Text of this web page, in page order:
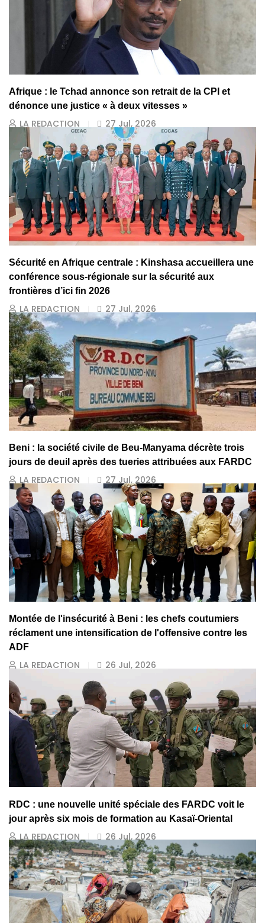
Afrique : le Tchad annonce son retrait de la CPI et
dénonce une justice « à deux vitesses »
LA REDACTION 27 Jul, 2026
Sécurité en Afrique centrale : Kinshasa accueillera une
conférence sous-régionale sur la sécurité aux
frontières d’ici fin 2026
LA REDACTION 27 Jul, 2026
Beni : la société civile de Beu-Manyama décrète trois
jours de deuil après des tueries attribuées aux FARDC
LA REDACTION 27 Jul, 2026
Montée de l'insécurité à Beni : les chefs coutumiers
réclament une intensification de l'offensive contre les
ADF
LA REDACTION 26 Jul, 2026
RDC : une nouvelle unité spéciale des FARDC voit le
jour après six mois de formation au Kasaï-Oriental
LA REDACTION 26 Jul, 2026